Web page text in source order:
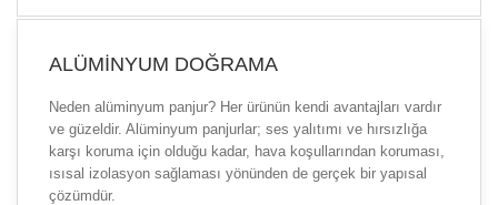
ALÜMINYUM DOĞRAMA
Neden alüminyum panjur? Her ürünün kendi avantajları vardır
ve güzeldir. Alüminyum panjurlar; ses yalıtımı ve hırsızlığa
karşı koruma için olduğu kadar, hava koşullarından koruması,
ısısal izolasyon sağlaması yönünden de gerçek bir yapısal
çözümdür.